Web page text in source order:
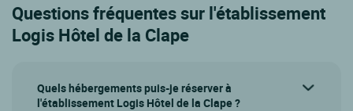
Questions fréquentes sur l'établissement
Logis Hôtel de la Clape
Quels hébergements puis-je réserver à
l'établissement Logis Hôtel de la Clape ?